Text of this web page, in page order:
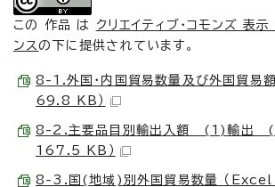
この 作品 は クリエイティブ・コモンズ 表
ンスの下に提供されています。
8-1.外国・内国貿易数量及び外国貿易
69.8 KB）
8-2.主要品目別輸出入額 (1)輸出
167.5 KB）
8-3.国(地域)別外国貿易数量 （